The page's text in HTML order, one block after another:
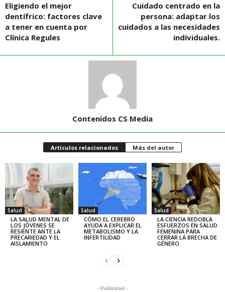
Eligiendo el mejor
dentífrico: factores clave
a tener en cuenta por
Clínica Regules
Cuidado centrado en la
persona: adaptar los
cuidados a las necesidades
individuales.
Contenidos CS Media
Artículos relacionados Más del autor
Salud
LA SALUD MENTAL DE
LOS JÓVENES SE
RESIENTE ANTE LA
PRECARIEDAD Y EL
AISLAMIENTO
Salud
CÓMO EL CEREBRO
AYUDA A EXPLICAR EL
METABOLISMO Y LA
INFERTILIDAD
Salud
LA CIENCIA REDOBLA
ESFUERZOS EN SALUD
FEMENINA PARA
CERRAR LA BRECHA DE
GÉNERO
- Publicidad -